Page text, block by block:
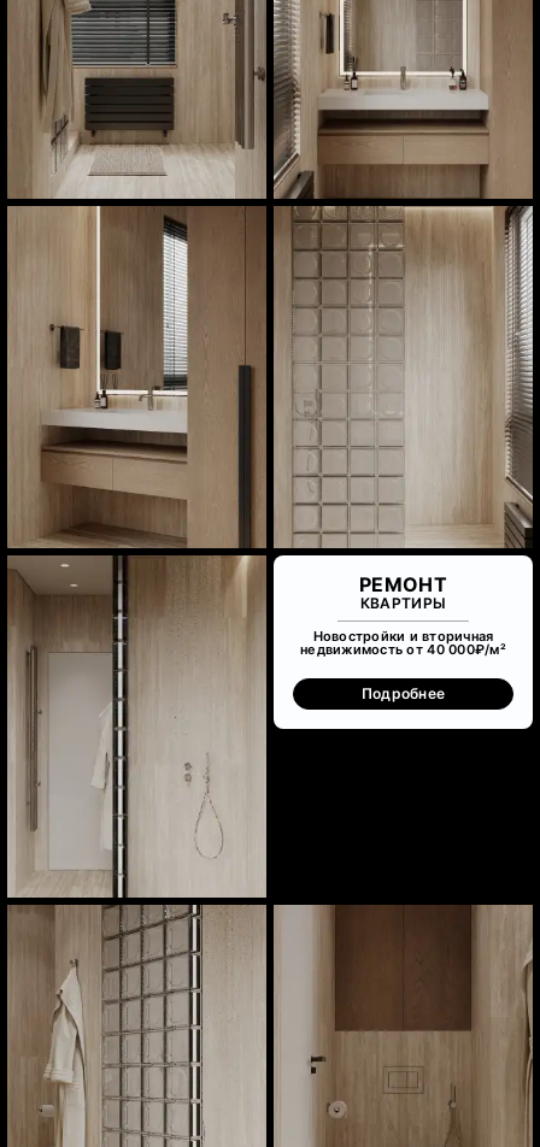
РЕМОНТ
КВАРТИРЫ
Новостройки и вторичная
недвижимость от 40 000₽/м²
Подробнее